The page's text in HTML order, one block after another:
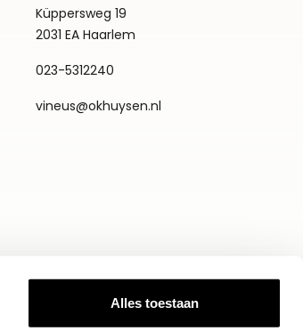
Alles toestaan
Küppersweg 19
2031 EA Haarlem
023-5312240
vineus@okhuysen.nl